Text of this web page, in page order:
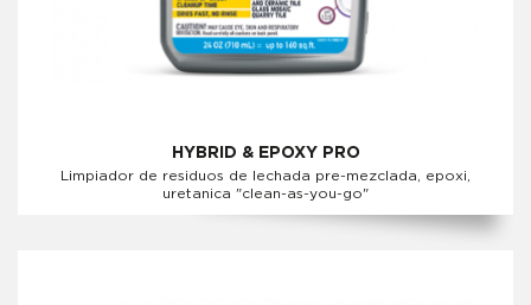
HYBRID & EPOXY PRO
Limpiador de residuos de lechada pre-mezclada, epoxi,
uretanica "clean-as-you-go"